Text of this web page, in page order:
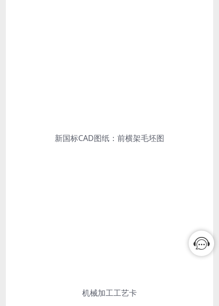
新国标CAD图纸：前横架毛坯图
机械加工工艺卡